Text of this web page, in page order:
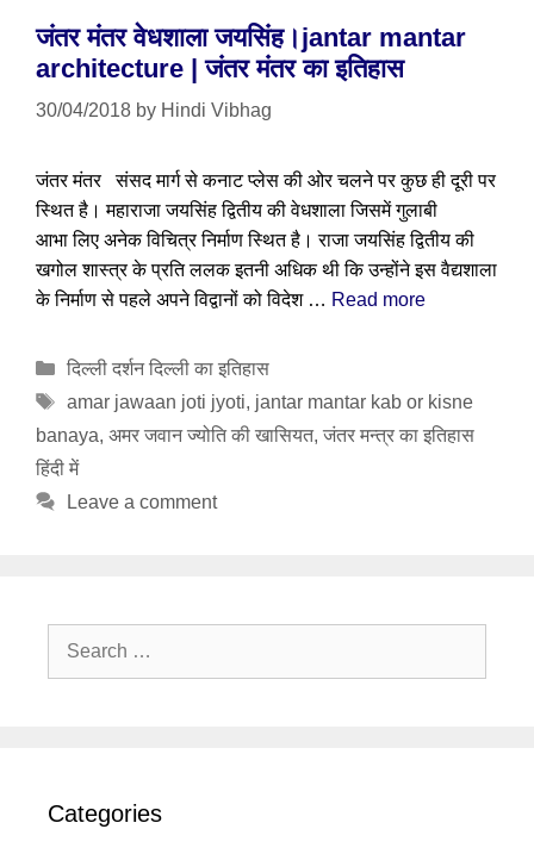
जंतर मंतर वेधशाला जयसिंह।jantar mantar
architecture | जंतर मंतर का इतिहास
30/04/2018 by Hindi Vibhag
जंतर मंतर संसद मार्ग से कनाट प्लेस की ओर चलने पर कुछ ही दूरी पर
स्थित है। महाराजा जयसिंह द्वितीय की वेधशाला जिसमें गुलाबी
आभा लिए अनेक विचित्र निर्माण स्थित है। राजा जयसिंह द्वितीय की
खगोल शास्त्र के प्रति ललक इतनी अधिक थी कि उन्होंने इस वैद्यशाला
के निर्माण से पहले अपने विद्वानों को विदेश … Read more
Categories
दिल्ली दर्शन दिल्ली का इतिहास
Tags
amar jawaan joti jyoti, jantar mantar kab or kisne
banaya, अमर जवान ज्योति की खासियत, जंतर मन्त्र का इतिहास
हिंदी में
Leave a comment
Search
Categories